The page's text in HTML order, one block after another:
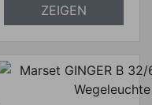
ZEIGEN